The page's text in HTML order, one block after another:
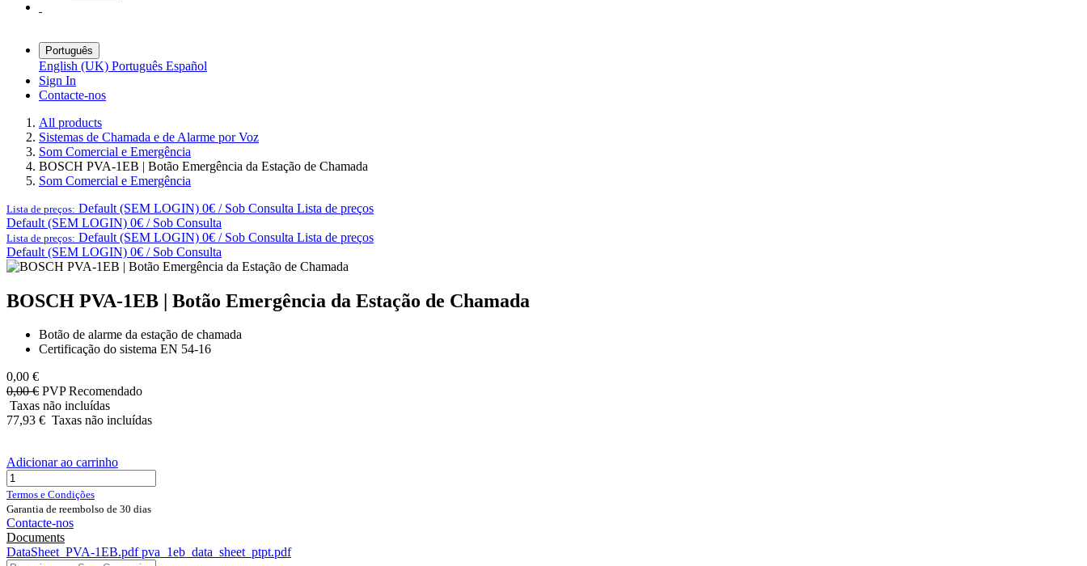
Português
English (UK) Português Español
Sign In
Contacte-nos
All products
Sistemas de Chamada e de Alarme por Voz
Som Comercial e Emergência
BOSCH PVA-1EB | Botão Emergência da Estação de Chamada
Som Comercial e Emergência
Lista de preços: Default (SEM LOGIN) 0€ / Sob Consulta Lista de preços
Default (SEM LOGIN) 0€ / Sob Consulta
Lista de preços: Default (SEM LOGIN) 0€ / Sob Consulta Lista de preços
Default (SEM LOGIN) 0€ / Sob Consulta
BOSCH PVA-1EB | Botão Emergência da Estação de Chamada
Botão de alarme da estação de chamada
Certificação do sistema EN 54-16
0,00 €
0,00€ PVP Recomendado
Taxas não incluídas
77,93 € Taxas não incluídas
Adicionar ao carrinho
Termos e Condições
Garantia de reembolso de 30 dias
Contacte-nos
Documents
DataSheet_PVA-1EB.pdfpva_1eb_data_sheet_ptpt.pdf